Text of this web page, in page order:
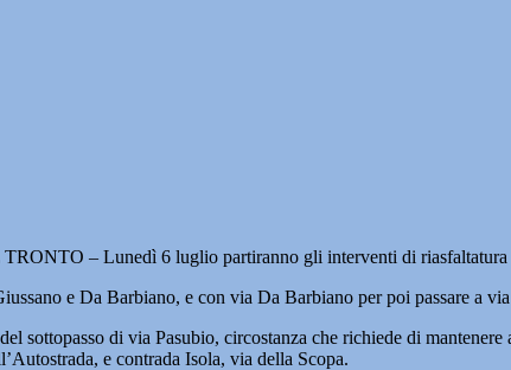
– Lunedì 6 luglio partiranno gli interventi di riasfaltatura
e Da Barbiano, e con via Da Barbiano per poi passare a
sottopasso di via Pasubio, circostanza che richiede di
e contrada Isola, via della Scopa.